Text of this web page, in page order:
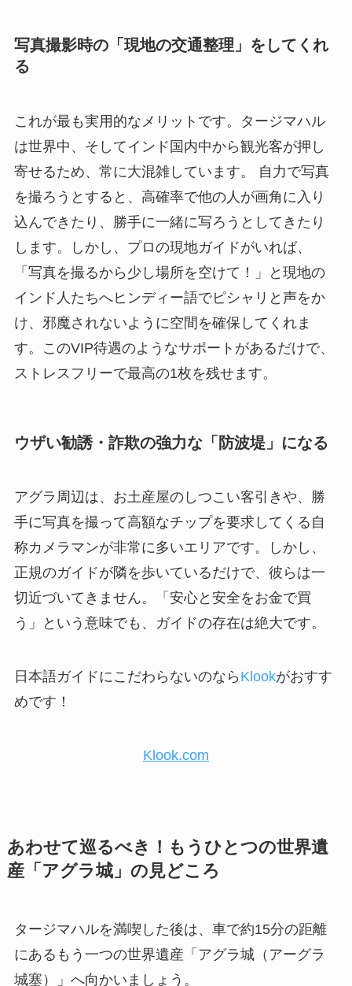
写真撮影時の「現地の交通整理」をしてくれ
る
これが最も実用的なメリットです。タージマハル
は世界中、そしてインド国内中から観光客が押し
寄せるため、常に大混雑しています。 自力で写真
を撮ろうとすると、高確率で他の人が画角に入り
込んできたり、勝手に一緒に写ろうとしてきたり
します。しかし、プロの現地ガイドがいれば、
「写真を撮るから少し場所を空けて！」と現地の
インド人たちへヒンディー語でピシャリと声をか
け、邪魔されないように空間を確保してくれま
す。このVIP待遇のようなサポートがあるだけで、
ストレスフリーで最高の1枚を残せます。
ウザい勧誘・詐欺の強力な「防波堤」になる
アグラ周辺は、お土産屋のしつこい客引きや、勝
手に写真を撮って高額なチップを要求してくる自
称カメラマンが非常に多いエリアです。しかし、
正規のガイドが隣を歩いているだけで、彼らは一
切近づいてきません。「安心と安全をお金で買
う」という意味でも、ガイドの存在は絶大です。
日本語ガイドにこだわらないのなら Klookがおすす
めです！
Klook.com
あわせて巡るべき！もうひとつの世界遺
産「アグラ城」の見どころ
タージマハルを満喫した後は、車で約15分の距離
にあるもう一つの世界遺産「アグラ城（アーグラ
城塞）」へ向かいましょう。